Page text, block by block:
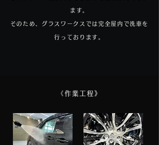
ます。
そのため、グラスワークスでは完全屋内で洗車を
行っております。
《​作業工程》